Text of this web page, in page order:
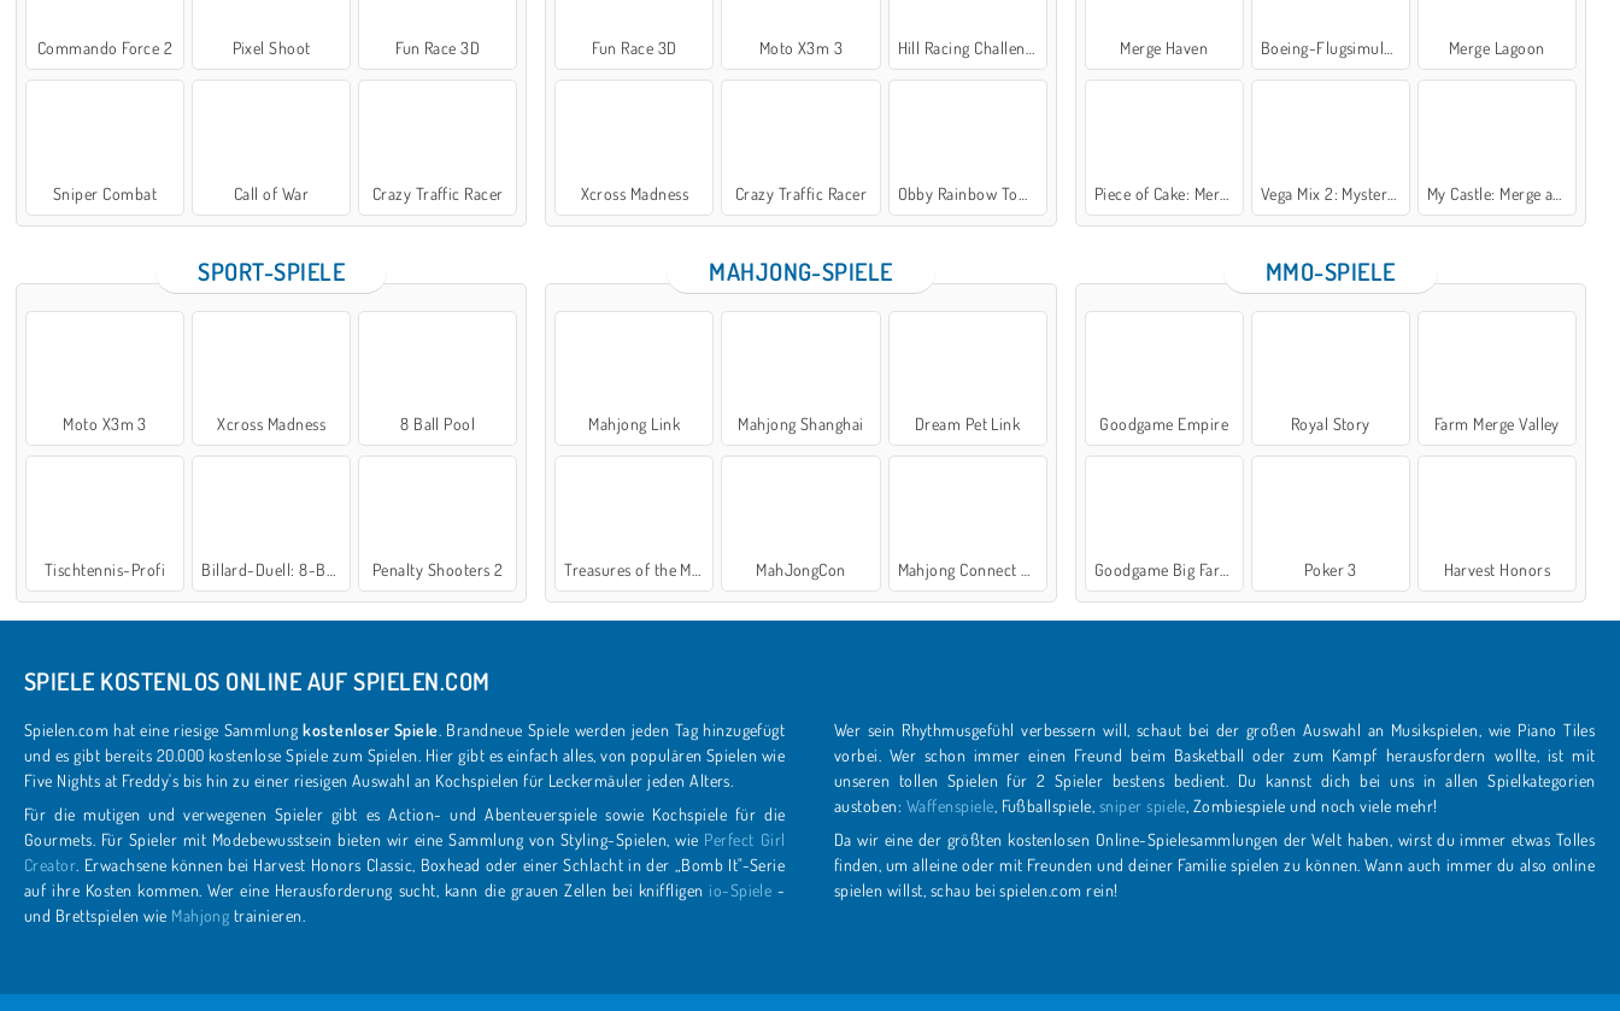
Commando Force 2 Pixel Shoot Fun Race 3D
Sniper Combat Call of War Crazy Traffic Racer
Fun Race 3D Moto X3m 3
Xcross Madness Crazy Traffic Racer
Merge Haven Merge Lagoon
SPORT-SPIELE
Moto X3m 3 Xcross Madness 8 Ball Pool
Tischtennis-Profi Penalty Shooters 2
MAHJONG-SPIELE
Mahjong Link Mahjong Shanghai Dream Pet Link
MahJongCon
MMO-SPIELE
Goodgame Empire Royal Story Farm Merge Valley
Poker 3 Harvest Honors
SPIELE KOSTENLOS ONLINE AUF SPIELEN.COM
Spielen.com hat eine riesige Sammlungkostenloser Spiele . Brandneue Spiele werden jeden Tag hinzugefügt
und es gibt bereits 20.000 kostenlose Spiele zum Spielen. Hier gibt es einfach alles, von populären Spielen wie
Five Nights at Freddy's bis hin zu einer riesigen Auswahl an Kochspielen für Leckermäuler jeden Alters.
Für die mutigen und verwegenen Spieler gibt es Action- und Abenteuerspiele sowie Kochspiele für die
Gourmets. Für Spieler mit Modebewusstsein bieten wir eine Sammlung von Styling-Spielen, wie Perfect Girl
Creator . Erwachsene können bei Harvest Honors Classic, Boxhead oder einer Schlacht in der „Bomb It"-Serie
auf ihre Kosten kommen. Wer eine Herausforderung sucht, kann die grauen Zellen bei kniffligen io-Spiele -
und Brettspielen wie Mahjong trainieren.
Wer sein Rhythmusgefühl verbessern will, schaut bei der großen Auswahl an Musikspielen, wie Piano Tiles
vorbei. Wer schon immer einen Freund beim Basketball oder zum Kampf herausfordern wollte, ist mit
unseren tollen Spielen für 2 Spieler bestens bedient. Du kannst dich bei uns in allen Spielkategorien
austoben: Waffenspiele , Fußballspiele, sniper spiele , Zombiespiele und noch viele mehr!
Da wir eine der größten kostenlosen Online-Spielesammlungen der Welt haben, wirst du immer etwas Tolles
finden, um alleine oder mit Freunden und deiner Familie spielen zu können. Wann auch immer du also online
spielen willst, schau bei spielen.com rein!